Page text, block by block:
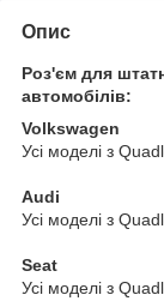
Опис
Роз'єм для
автомобілів:
Volkswagen
Усі моделі з
Audi
Усі моделі з
Seat
Усі моделі з